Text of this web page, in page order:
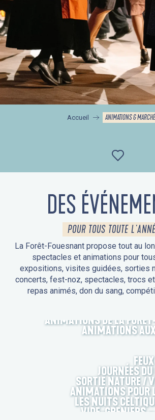
Accueil ANIMATIONS &
DES
POUR TOUS TOUTE
La Forêt-Fouesnant propose tout au
spectacles et animations pour
expositions, visites guidées, sorties
concerts, fest-noz, spectacles, trocs
repas animés, don du sang,
ANIMATIONS DE LA
ANIMATIONS
JOURNÉES
SORTIE NATURE /
ANIMATIONS POUR
LES NUITS
VIDE-GRENIERS